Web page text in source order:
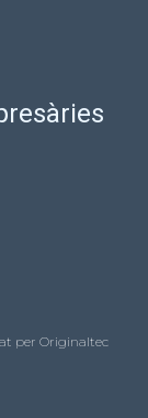
per Originaltec